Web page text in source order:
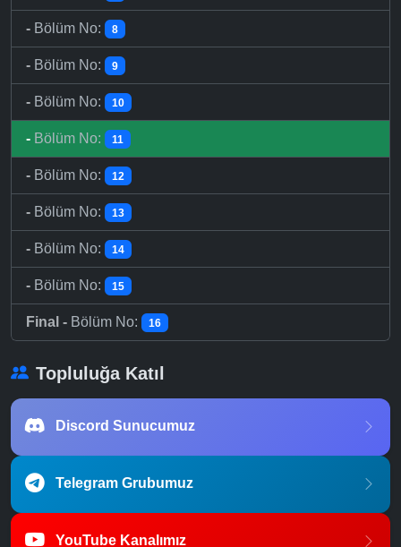
- Bölüm No: 8
- Bölüm No: 9
- Bölüm No: 10
- Bölüm No: 11
- Bölüm No: 12
- Bölüm No: 13
- Bölüm No: 14
- Bölüm No: 15
Final - Bölüm No: 16
Topluluğa Katıl
Discord Sunucumuz
Telegram Grubumuz
YouTube Kanalımız